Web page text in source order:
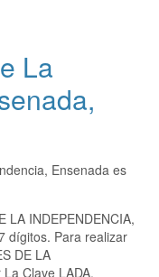
La
Ensenada es
LA INDEPENDENCIA,
dígitos. Para realizar
DE LA
Clave LADA.